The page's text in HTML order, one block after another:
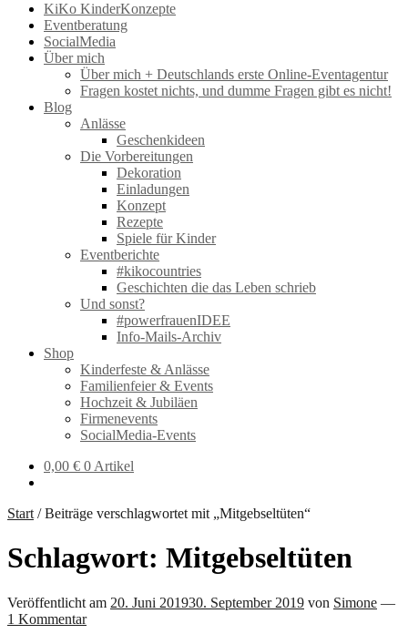
KiKo KinderKonzepte
Eventberatung
SocialMedia
Über mich
Über mich + Deutschlands erste Online-Eventagentur
Fragen kostet nichts, und dumme Fragen gibt es nicht!
Blog
Anlässe
Geschenkideen
Die Vorbereitungen
Dekoration
Einladungen
Konzept
Rezepte
Spiele für Kinder
Eventberichte
#kikocountries
Geschichten die das Leben schrieb
Und sonst?
#powerfrauenIDEE
Info-Mails-Archiv
Shop
Kinderfeste & Anlässe
Familienfeier & Events
Hochzeit & Jubiläen
Firmenevents
SocialMedia-Events
0,00 € 0 Artikel
Start /Beiträge verschlagwortet mit „Mitgebseltüten“
Schlagwort: Mitgebseltüten
Veröffentlicht am 20. Juni 201930. September 2019 von Simone —
1 Kommentar